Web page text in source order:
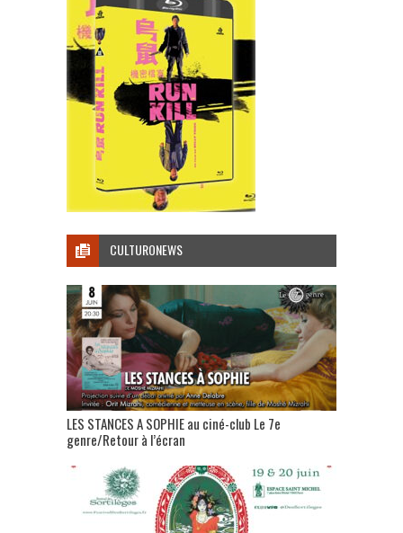
CULTURONEWS
LES STANCES A SOPHIE au ciné-club Le 7e
genre/Retour à l’écran